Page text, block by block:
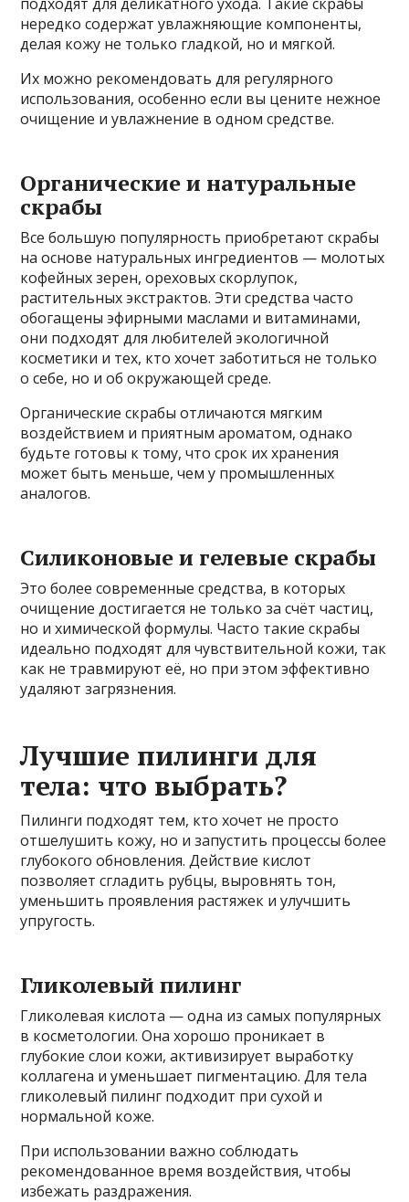
нередко содержат увлажняющие компоненты,
делая кожу не только гладкой, но и мягкой.
Их можно рекомендовать для регулярного
использования, особенно если вы цените нежное
очищение и увлажнение в одном средстве.
Органические и натуральные
скрабы
Все большую популярность приобретают скрабы
на основе натуральных ингредиентов — молотых
кофейных зерен, ореховых скорлупок,
растительных экстрактов. Эти средства часто
обогащены эфирными маслами и витаминами,
они подходят для любителей экологичной
косметики и тех, кто хочет заботиться не только
о себе, но и об окружающей среде.
Органические скрабы отличаются мягким
воздействием и приятным ароматом, однако
будьте готовы к тому, что срок их хранения
может быть меньше, чем у промышленных
аналогов.
Силиконовые и гелевые скрабы
Это более современные средства, в которых
очищение достигается не только за счёт частиц,
но и химической формулы. Часто такие скрабы
идеально подходят для чувствительной кожи, так
как не травмируют её, но при этом эффективно
удаляют загрязнения.
Лучшие пилинги для
тела: что выбрать?
Пилинги подходят тем, кто хочет не просто
отшелушить кожу, но и запустить процессы более
глубокого обновления. Действие кислот
позволяет сгладить рубцы, выровнять тон,
уменьшить проявления растяжек и улучшить
упругость.
Гликолевый пилинг
Гликолевая кислота — одна из самых популярных
в косметологии. Она хорошо проникает в
глубокие слои кожи, активизирует выработку
коллагена и уменьшает пигментацию. Для тела
гликолевый пилинг подходит при сухой и
нормальной коже.
При использовании важно соблюдать
рекомендованное время воздействия, чтобы
избежать раздражения.